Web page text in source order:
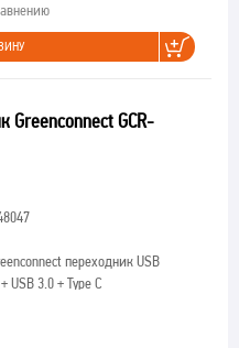
Greenconnect GCR-
переходник USB
USB 3.0 + Type C